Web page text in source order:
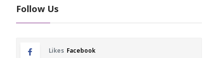
Follow Us
Likes Facebook